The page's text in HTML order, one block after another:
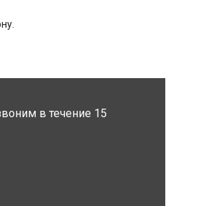
в течение 15